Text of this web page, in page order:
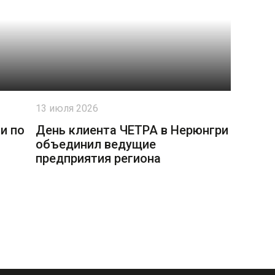
по
13 июля 2026
День клиента ЧЕТРА в Нерюнгри
объединил ведущие
предприятия региона